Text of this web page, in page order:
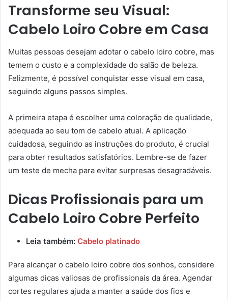
Transforme seu Visual:
Cabelo Loiro Cobre em Casa
Muitas pessoas desejam adotar o cabelo loiro cobre, mas
temem o custo e a complexidade do salão de beleza.
Felizmente, é possível conquistar esse visual em casa,
seguindo alguns passos simples.
A primeira etapa é escolher uma coloração de qualidade,
adequada ao seu tom de cabelo atual. A aplicação
cuidadosa, seguindo as instruções do produto, é crucial
para obter resultados satisfatórios. Lembre-se de fazer
um teste de mecha para evitar surpresas desagradáveis.
Dicas Profissionais para um
Cabelo Loiro Cobre Perfeito
Leia também: Cabelo platinado
Para alcançar o cabelo loiro cobre dos sonhos, considere
algumas dicas valiosas de profissionais da área. Agendar
cortes regulares ajuda a manter a saúde dos fios e